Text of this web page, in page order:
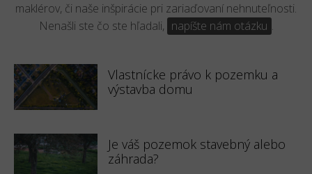
maklérov, či naše inšpirácie pri zariaďovaní nehnuteľnosti.
Nenašli ste čo ste hľadali, napíšte nám otázku .
Vlastnícke právo k pozemku a
výstavba domu
Je váš pozemok stavebný alebo
záhrada?